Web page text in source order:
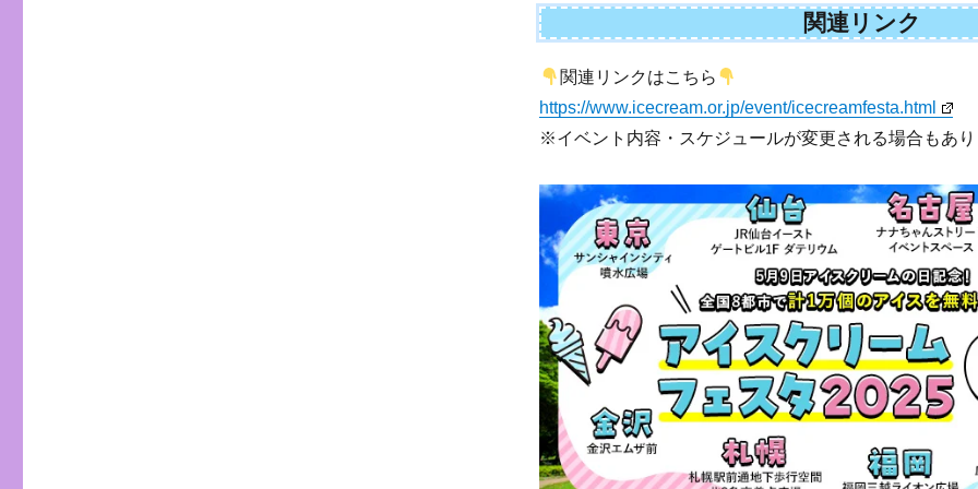
関連リンク
関連リンクはこちら
https://www.icecream.or.jp/event/icecreamfesta.html
※イベント内容・スケジュールが変更される場合もあ